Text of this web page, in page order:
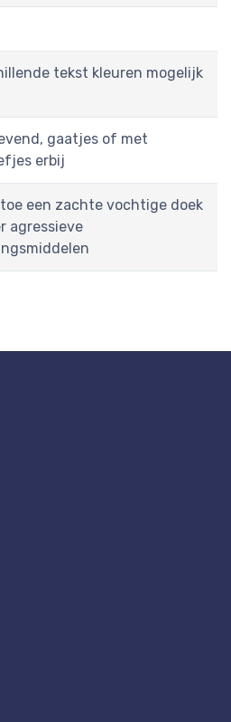
tekst kleuren mogelijk
gaatjes of met
erbij
een zachte vochtige doek
agressieve